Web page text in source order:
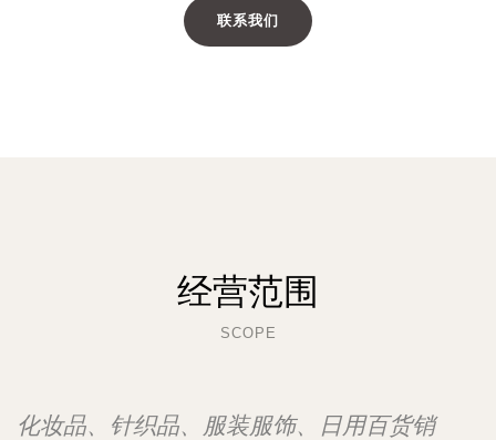
联系我们
经营范围
SCOPE
化妆品、针织品、服装服饰、日用百货销